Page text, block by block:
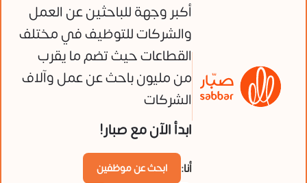
أكبر وجهة للباحثين عن العمل
والشركات للتوظيف في مختلف
القطاعات حيث تضم ما يقرب
من مليون باحث عن عمل وآلاف
الشركات
ابدأ الآن مع صبار!
أنا:
ابحث عن موظفين